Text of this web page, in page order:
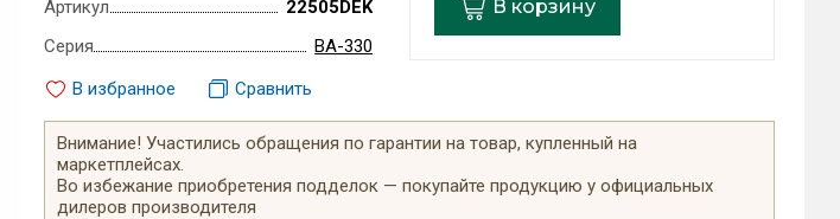
В корзину
Артикул
22505DEK
Серия
ВА-330
В избранное
Сравнить
Внимание! Участились обращения по гарантии на товар, купленный на
маркетплейсах.
Во избежание приобретения подделок — покупайте продукцию у официальных
дилеров производителя